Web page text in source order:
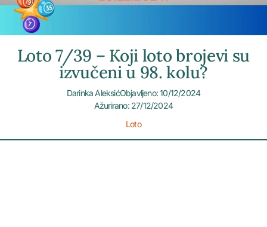
Loto 7/39 – Koji loto brojevi su
izvučeni u 98. kolu?
Darinka AleksićObjavljeno: 10/12/2024
Ažurirano: 27/12/2024
Loto